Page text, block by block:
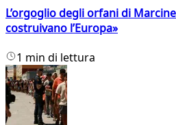
L’orgoglio degli orfani di
costruivano l’Europa»
1 min di lettura